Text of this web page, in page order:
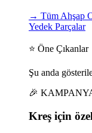
→ Tüm Ahşap
Yedek Parçalar
⭐ Öne Çıkanlar
Şu anda
🎉
Kreş için özel